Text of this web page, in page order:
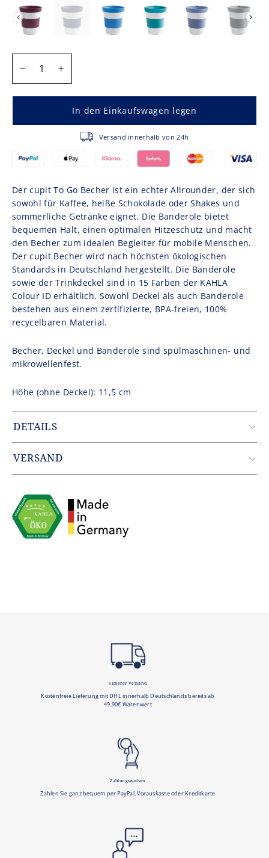
In den Einkaufswagen legen
Versand innerhalb von 24h
Der cupit To Go Becher ist ein echter Allrounder, der sich
sowohl für Kaffee, heiße Schokolade oder Shakes und
sommerliche Getränke eignet. Die Banderole bietet
bequemen Halt, einen optimalen Hitzeschutz und macht
den Becher zum idealen Begleiter für mobile Menschen.
Der cupit Becher wird nach höchsten ökologischen
Standards in Deutschland hergestellt. Die Banderole
sowie der Trinkdeckel sind in 15 Farben der KAHLA
Colour ID erhältlich. Sowohl Deckel als auch Banderole
bestehen aus einem zertifizierte, BPA-freien, 100%
recycelbaren Material.
Becher, Deckel und Banderole sind spülmaschinen- und
mikrowellenfest.
Höhe (ohne Deckel): 11,5 cm
DETAILS
Artikelnummer: CUP1535SL2221A1
Gewicht: 0.379 kg
VERSAND
Zustellung erfolgt durch unseren Partner DHL.
einem Warenwert von 49,90€.
Sicherer Versand
Kostenfreie Lieferung mit DHL innerhalb Deutschlands bereits ab
49,90€ Warenwert
Zahlungsweisen
Zahlen Sie ganz bequem per PayPal, Vorauskasse oder Kreditkarte